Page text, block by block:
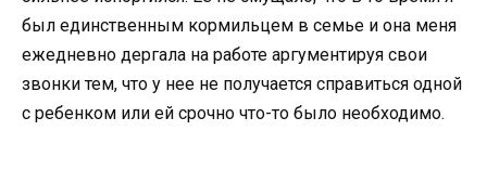
был единственным кормильцем в семье и она меня
ежедневно дергала на работе аргументируя свои
звонки тем, что у нее не получается справиться одной
с ребенком или ей срочно что-то было необходимо.